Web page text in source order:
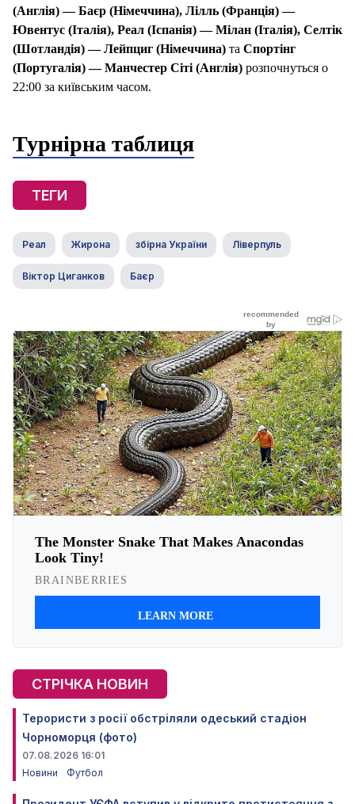
(Англія) — Баєр (Німеччина), Лілль (Франція) —
Ювентус (Італія), Реал (Іспанія) — Мілан (Італія), Селтік
(Шотландія) — Лейпциг (Німеччина) та Спортінг
(Португалія) — Манчестер Сіті (Англія) розпочнуться о
22:00 за київським часом.
Турнірна таблиця
ТЕГИ
Реал Жирона збірна України Ліверпуль
Віктор Циганков Баєр
СТРІЧКА НОВИН
Терористи з росії обстріляли одеський стадіон
Чорноморця (фото)
07.08.2026 16:01
Новини
Футбол